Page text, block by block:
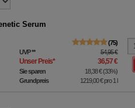
Serum
75
UVP** 54,95 €
Unser Preis* 36,57 €
Sie sparen 18,38 €(33%)
Grundpreis
1219,00 €pro 1 l